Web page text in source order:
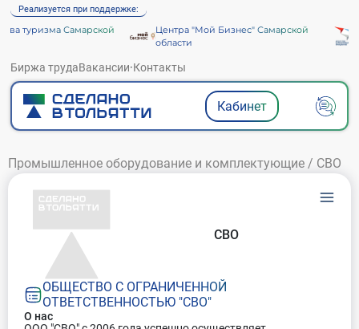
Реализуется при поддержке:
туризма Самарской
Центра "Мой Бизнес" Самарской
области
Биржа трудаВакансии·Контакты
Кабинет
Промышленное оборудование и комплектующие / СВО
ОБЩЕСТВО С ОГРАНИЧЕННОЙ
ОТВЕТСТВЕННОСТЬЮ "СВО"
СВО
О нас